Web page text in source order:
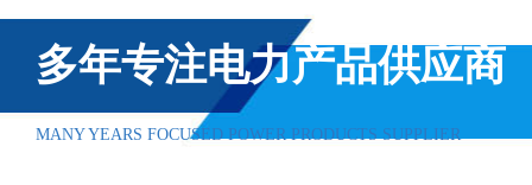
多年专注电力产品供应商
MANY YEARS FOCUSED POWER PRODUCTS SUPPLIER